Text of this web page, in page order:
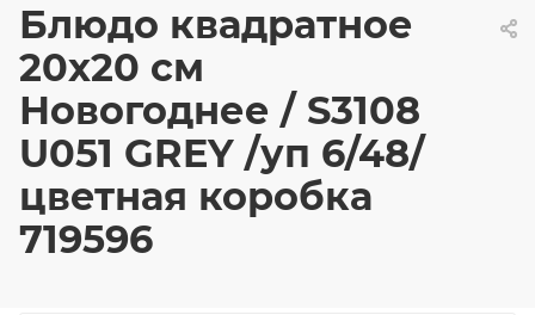
Блюдо квадратное
20х20 см
Новогоднее / S3108
U051 GREY /уп 6/48/
цветная коробка
719596